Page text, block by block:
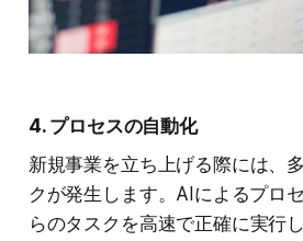
4. プロセスの自動化
新規事業を立ち上げる際には、
クが発生します。AIによるプロ
らのタスクを高速で正確に実行